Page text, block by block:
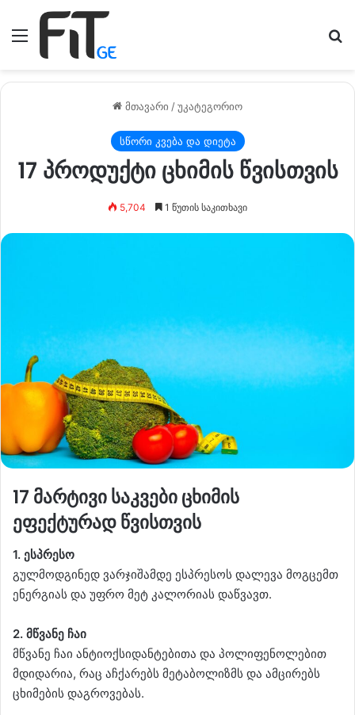
მენიუ
მთავარი /უკატეგორიო
სწორი კვება და დიეტა
17 პროდუქტი ცხიმის წვისთვის
5,704 1 წუთის საკითხავი
17 მარტივი საკვები ცხიმის
ეფექტურად წვისთვის
1. ესპრესო
გულმოდგინედ ვარჯიშამდე ესპრესოს დალევა მოგცემთ
ენერგიას და უფრო მეტ კალორიას დაწვავთ.
2. მწვანე ჩაი
მწვანე ჩაი ანტიოქსიდანტებითა და პოლიფენოლებით
მდიდარია, რაც აჩქარებს მეტაბოლიზმს და ამცირებს
ცხიმების დაგროვებას.